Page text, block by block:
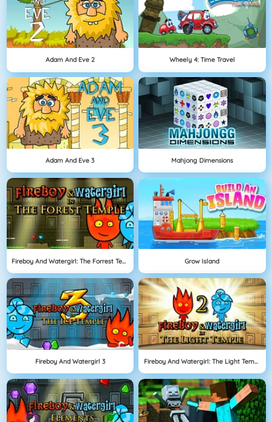
Adam And Eve 2 Wheely 4: Time Travel
Adam And Eve 3 Mahjong Dimensions
Fireboy And Watergirl: The Forrest Temple Grow Island
Fireboy And Watergirl 3 Fireboy And Watergirl: The Light Temple